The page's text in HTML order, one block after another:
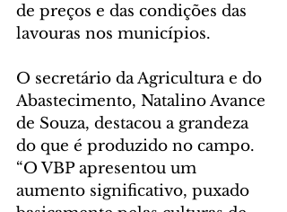
de preços e das condições das
lavouras nos municípios.
O secretário da Agricultura e do
Abastecimento, Natalino Avance
de Souza, destacou a grandeza
do que é produzido no campo.
“O VBP apresentou um
aumento significativo, puxado